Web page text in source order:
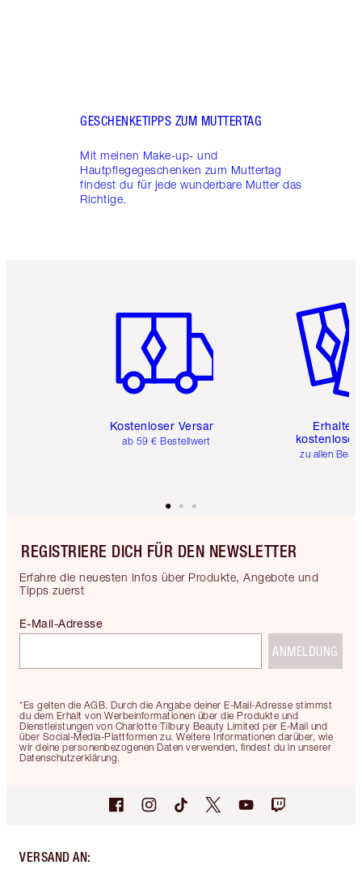
GESCHENKETIPPS ZUM MUTTERTAG
Mit meinen Make-up- und
Hautpflegegeschenken zum Muttertag
findest du für jede wunderbare Mutter das
Richtige.
Kostenloser Versand
ab 59 € Bestellwert
Erhalte
kostenlose
zu allen
REGISTRIERE DICH FÜR DEN NEWSLETTER
Erfahre die neuesten Infos über Produkte, Angebote und
Tipps zuerst
*Es gelten die AGB. Durch die Angabe deiner E-Mail-Adresse stimmst
du dem Erhalt von Werbeinformationen über die Produkte und
Dienstleistungen von Charlotte Tilbury Beauty Limited per E-Mail und
über Social-Media-Plattformen zu. Weitere Informationen darüber, wie
wir deine personenbezogenen Daten verwenden, findest du in unserer
Datenschutzerklärung.
E-Mail-Adresse
ANMELDUNG
VERSAND AN: